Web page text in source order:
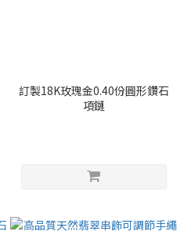
訂製18K玫瑰金0.40份圓形鑽石
項鏈